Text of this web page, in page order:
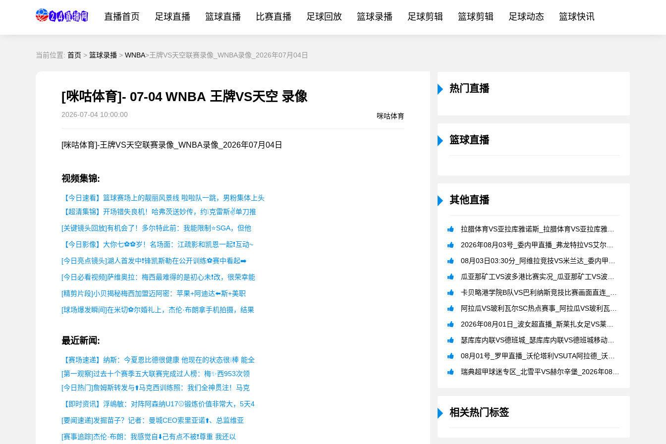
直播首页 足球直播 篮球直播 比赛直播 足球回放 篮球录播 足球剪辑 篮球剪辑 足球动态 篮球快讯
当前位置: 首页 > 篮球录播 > WNBA>王牌VS天空联赛录像_WNBA录像_2026年07月04日
[咪咕体育]- 07-04 WNBA 王牌VS天空 录像
2026-07-04 10:00:00 咪咕体育
[咪咕体育]-王牌VS天空联赛录像_WNBA录像_2026年07月04日
视频集锦:
【今日速看】篮球赛场上的靓丽风景线 啦啦队一跳，男粉集体上头
【超清集锦】开场错失良机！哈弗茨送妙传，约❕克雷斯✌️单刀推
[关键镜头回放]有机会了！多尔特此前：我能限制⭐SGA，但他
【今日影像】大你七⚽⚽岁！名场面：江疏影和凯恩一起❗互动~
[今日亮点镜头]湖人首发中❗锋凯斯勒在公开训练⚽赛中看起➡️
[今日必看视频]萨维奥拉：梅西最难得的是初心未❗改，很荣幸能
[精剪片段]小贝揭秘梅西加盟迈阿密：苹果+阿迪达⬅️斯+美职
[球场爆发瞬间]在米切⚽尔婚礼上，杰伦·布朗拿手机拍摄，结果
最近新闻:
【赛场速递】纳斯：今夏恩比德很健康 他现在的状态很❕棒 能全
[第一观察]过去十个赛季五大联赛完成过人榜：梅✨西953次领
[今日热门]詹姆斯转发与⬆️马克西训练照：我们全神贯注！马克
【即时资讯】浮嶋敏：对阵阿森纳U17⚾锻炼价值非常大，5天4
[要闻速递]发掘苗子？记者：曼城CEO索里亚诺⬆️、总监维亚
[赛事追踪]杰伦·布朗：我感觉自⬇️己有点不被❗尊重 我还以
热门直播
篮球直播
其他直播
拉腊体育VS亚拉库雅诺斯_拉腊体育VS亚拉库雅诺斯比赛在线观
2026年08月03号_委内甲直播_弗龙特拉VS艾尔维吉亚赛
08月03日03:30分_阿维拉竞技VS米兰达_委内甲官方直
瓜亚那矿工VS波多港比赛实况_瓜亚那矿工VS波多港_委内甲直
卡贝略港学院B队VS巴利纳斯竞技比赛画面直连_卡贝略港学院B
阿拉瓜VS玻利瓦尔SC热点赛事_阿拉瓜VS玻利瓦尔SC_委内
2026年08月01日_波女超直播_斯莱扎女足VS莱赫波兹南
瑟库库内联VS德班城_瑟库库内联VS德班城移动看赛_南非超直
08月01号_罗甲直播_沃伦塔利VSUTA阿拉德_沃伦塔利V
瑞典超甲球迷专区_北雪平VS赫尔辛堡_2026年08月01日
相关热门标签